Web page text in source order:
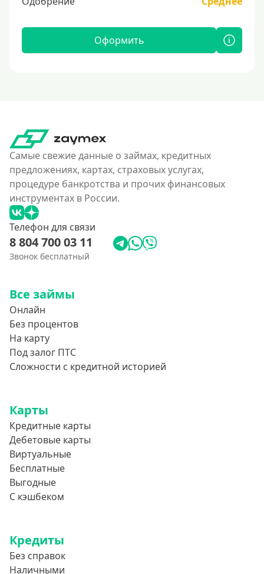
Оформить
Самые свежие данные о займах, кредитных
предложениях, картах, страховых услугах,
процедуре банкротства и прочих финансовых
инструментах в России.
Телефон для связи
8 804 700 03 11
Звонок бесплатный
Все займы
Онлайн
Без процентов
На карту
Под залог ПТС
Сложности с кредитной историей
Карты
Кредитные карты
Дебетовые карты
Виртуальные
Бесплатные
Выгодные
С кэшбеком
Кредиты
Без справок
Наличными